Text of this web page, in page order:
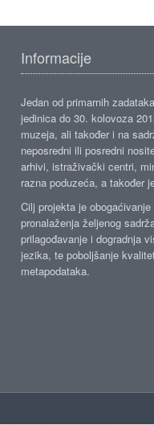
Informacije
Jedan od primarnih
jedinica do 30. kolovoza
muzeja, ali također i na
neposredni ili posredni
arhivi, istraživački centri,
razna poduzeća, a također
Cilj projekta je
pronalaženja željenog
prilagođavanje i dogradnja
jezika, te poboljšanje
metapodataka.